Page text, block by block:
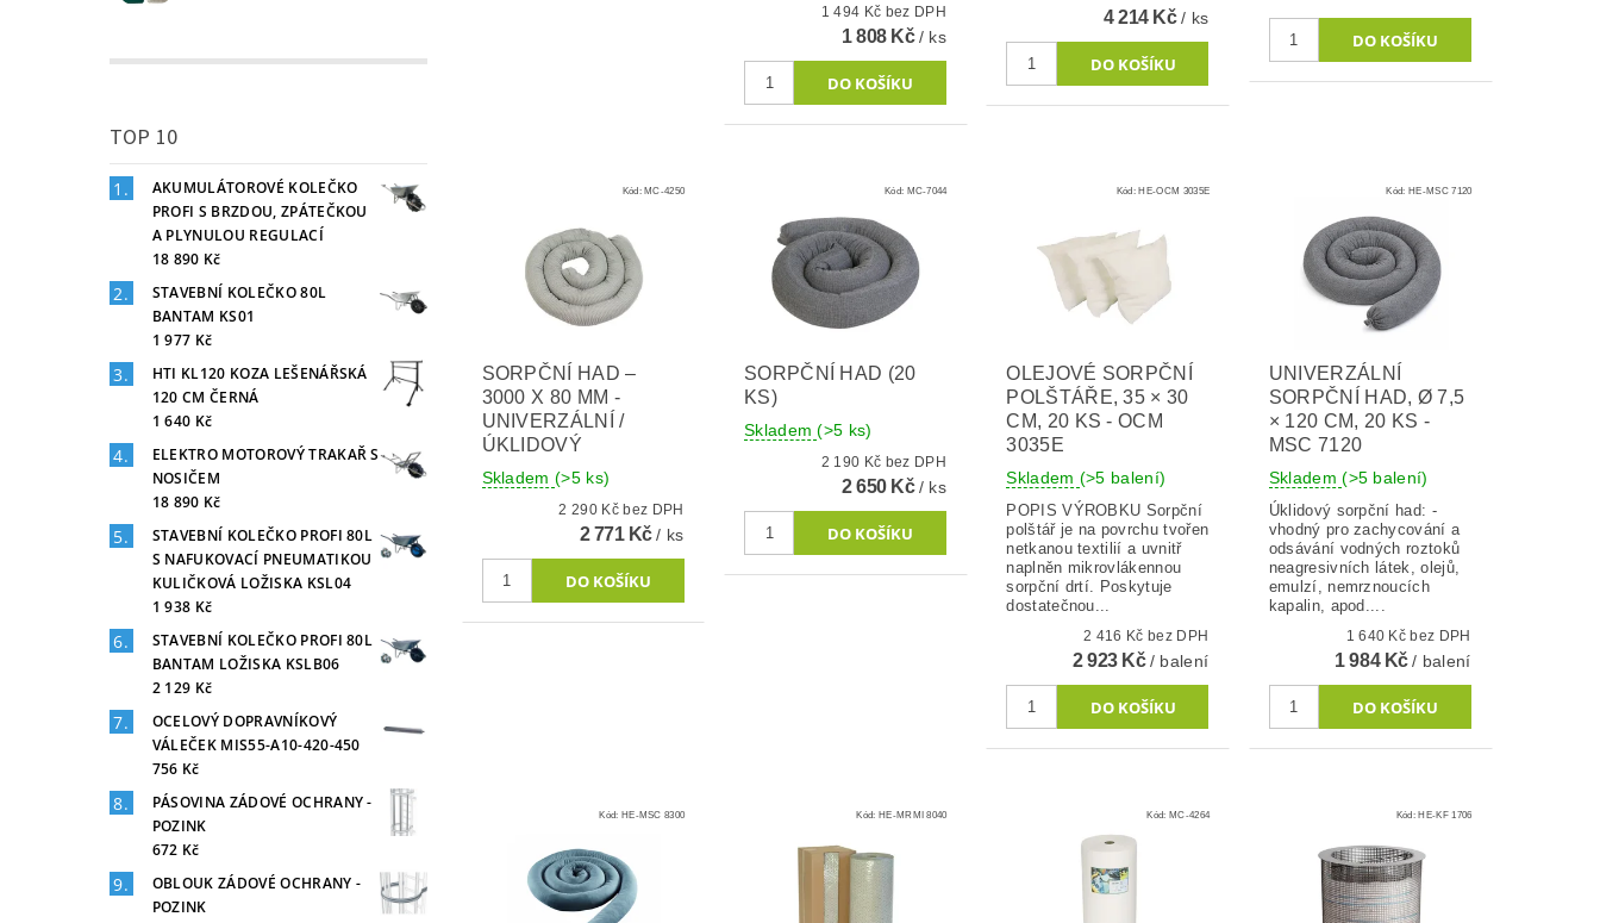
TOP 10
AKUMULÁTOROVÉ KOLEČKO
PROFI S BRZDOU, ZPÁTEČKOU
A PLYNULOU REGULACÍ
18 890 Kč
STAVEBNÍ KOLEČKO 80L
BANTAM KS01
1 977 Kč
HTI KL120 KOZA LEŠENÁŘSKÁ
120 CM ČERNÁ
1 640 Kč
ELEKTRO MOTOROVÝ TRAKAŘ S
NOSIČEM
18 890 Kč
STAVEBNÍ KOLEČKO PROFI 80L
S NAFUKOVACÍ PNEUMATIKOU
KULIČKOVÁ LOŽISKA KSL04
1 938 Kč
STAVEBNÍ KOLEČKO PROFI 80L
BANTAM LOŽISKA KSLB06
2 129 Kč
OCELOVÝ DOPRAVNÍKOVÝ
VÁLEČEK MIS55-A10-420-450
756 Kč
PÁSOVINA ZÁDOVÉ OCHRANY -
POZINK
672 Kč
OBLOUK ZÁDOVÉ OCHRANY -
POZINK
1 494 Kč bez DPH
1 808 Kč/ ks
4 214 Kč/ ks
Kód:MC-4250
SORPČNÍ HAD –
3000 X 80 MM -
UNIVERZÁLNÍ /
ÚKLIDOVÝ
Skladem(>5 ks)
2 290 Kč bez DPH
2 771 Kč/ ks
Kód: MC-7044
SORPČNÍ HAD (20
KS)
Skladem(>5 ks)
2 190 Kč bez DPH
2 650 Kč/ ks
Kód:HE-OCM 3035E
OLEJOVÉ SORPČNÍ
POLŠTÁŘE, 35 × 30
CM, 20 KS - OCM
3035E
Skladem (>5 balení)
POPIS VÝROBKU Sorpční
polštář je na povrchu tvořen
netkanou textilií a uvnitř
naplněn mikrovlákennou
sorpční drtí. Poskytuje
dostatečnou...
2 416 Kč bez DPH
2 923 Kč/ balení
Kód: HE-MSC 7120
UNIVERZÁLNÍ
SORPČNÍ HAD, Ø 7,5
× 120 CM, 20 KS -
MSC 7120
Skladem(>5 balení)
Úklidový sorpční had: -
vhodný pro zachycování a
odsávání vodných roztoků
neagresivních látek, olejů,
emulzí, nemrznoucích
kapalin, apod....
1 640 Kč bez DPH
1 984 Kč/ balení
Kód: HE-MSC 8300 Kód: HE-MRMI 8040 Kód: MC-4264 Kód:HE-KF 1706